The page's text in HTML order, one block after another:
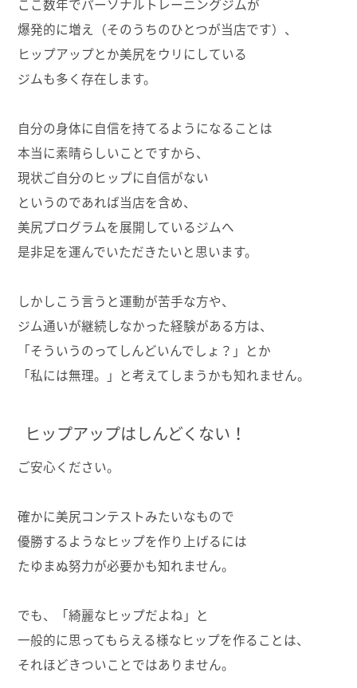
ここ数年でパーソナルトレーニングジムが
爆発的に増え（そのうちのひとつが当店です）、
ヒップアップとか美尻をウリにしている
ジムも多く存在します。
自分の身体に自信を持てるようになることは
本当に素晴らしいことですから、
現状ご自分のヒップに自信がない
というのであれば当店を含め、
美尻プログラムを展開しているジムへ
是非足を運んでいただきたいと思います。
しかしこう言うと運動が苦手な方や、
ジム通いが継続しなかった経験がある方は、
「そういうのってしんどいんでしょ？」とか
「私には無理。」と考えてしまうかも知れません。
ヒップアップはしんどくない！
ご安心ください。
確かに美尻コンテストみたいなもので
優勝するようなヒップを作り上げるには
たゆまぬ努力が必要かも知れません。
でも、「綺麗なヒップだよね」と
一般的に思ってもらえる様なヒップを作ることは、
それほどきついことではありません。